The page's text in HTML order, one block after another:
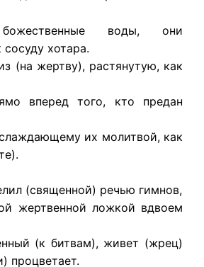
воды, они
хотара.
(на жертву), растянутую, как
вперед того, кто предан
их молитвой, как
(священной) речью гимнов,
жертвенной ложкой вдвоем
(к битвам), живет (жрец)
процветает.